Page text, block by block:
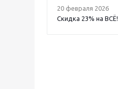
20 февраля 2026
Скидка 23% на ВСË!